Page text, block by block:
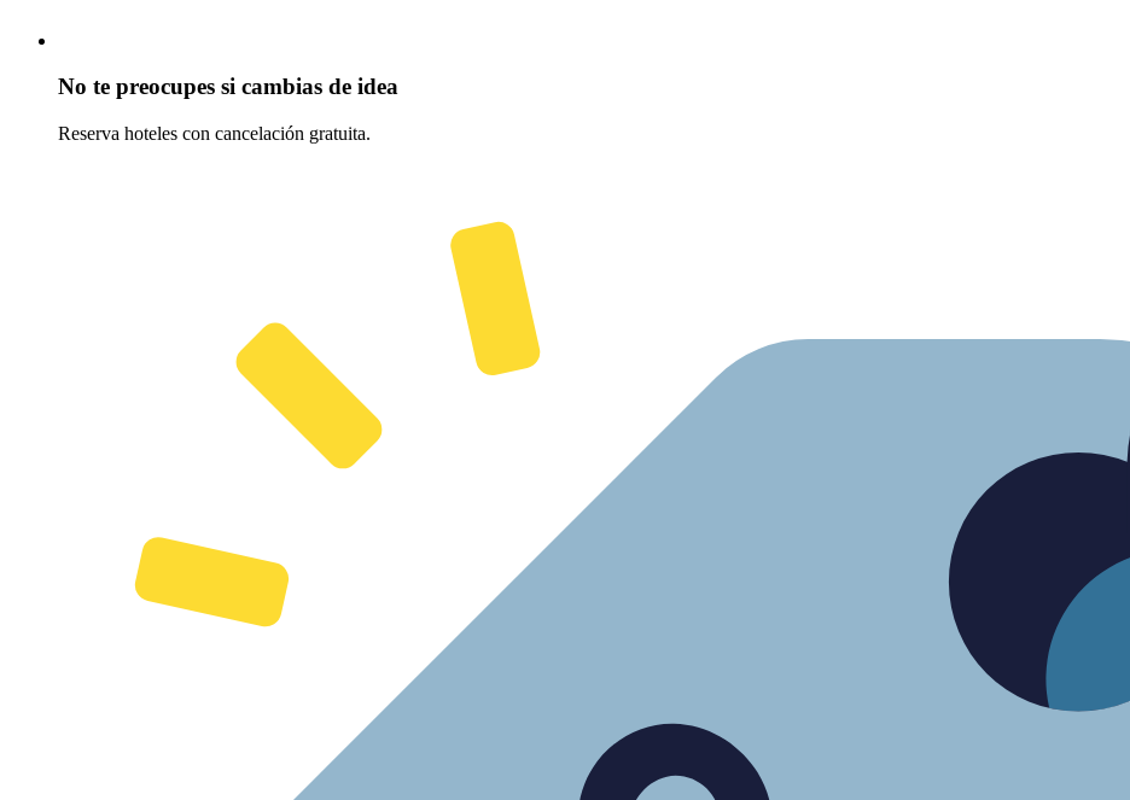
No te preocupes si cambias de idea
Reserva hoteles con cancelación gratuita.